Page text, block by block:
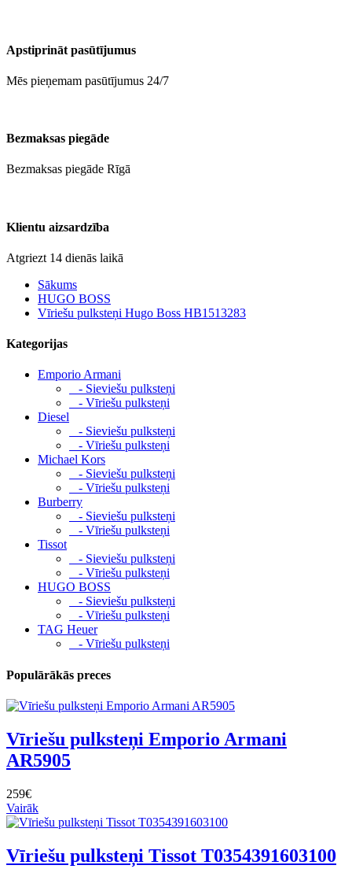
Apstiprināt pasūtījumus
Mēs pieņemam pasūtījumus 24/7
Bezmaksas piegāde
Bezmaksas piegāde Rīgā
Klientu aizsardzība
Atgriezt 14 dienās laikā
Sākums
HUGO BOSS
Vīriešu pulksteņi Hugo Boss HB1513283
Kategorijas
Emporio Armani
- Sieviešu pulksteņi
- Vīriešu pulksteņi
Diesel
- Sieviešu pulksteņi
- Vīriešu pulksteņi
Michael Kors
- Sieviešu pulksteņi
- Vīriešu pulksteņi
Burberry
- Sieviešu pulksteņi
- Vīriešu pulksteņi
Tissot
- Sieviešu pulksteņi
- Vīriešu pulksteņi
HUGO BOSS
- Sieviešu pulksteņi
- Vīriešu pulksteņi
TAG Heuer
- Vīriešu pulksteņi
Populārākās preces
Vīriešu pulksteņi Emporio Armani
AR5905
259€
Vairāk
Vīriešu pulksteņi Tissot T0354391603100